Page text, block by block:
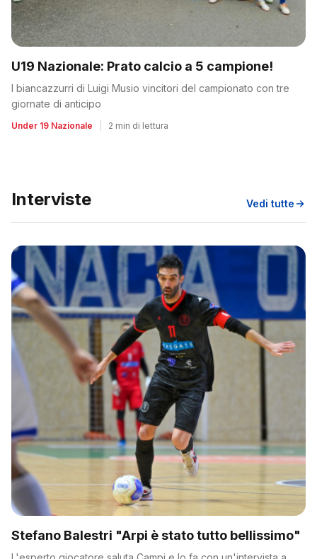
U19 Nazionale: Prato calcio a 5 campione!
I biancazzurri di Luigi Musio vincitori del campionato con tre
giornate di anticipo
Under 19 Nazionale 2 min di lettura
Interviste Vedi tutte
Stefano Balestri "Arpi è stato tutto bellissimo"